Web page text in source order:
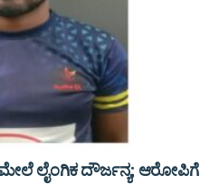
ಲೈಂಗಿಕ ದೌರ್ಜನ್ಯ; ಆರೋಪಿಗೆ